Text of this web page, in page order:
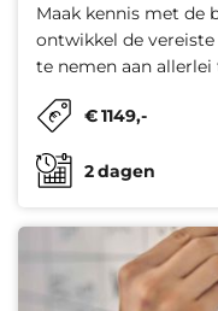
Maak kennis met de
ontwikkel de
te nemen aan
€1149,-
2dagen